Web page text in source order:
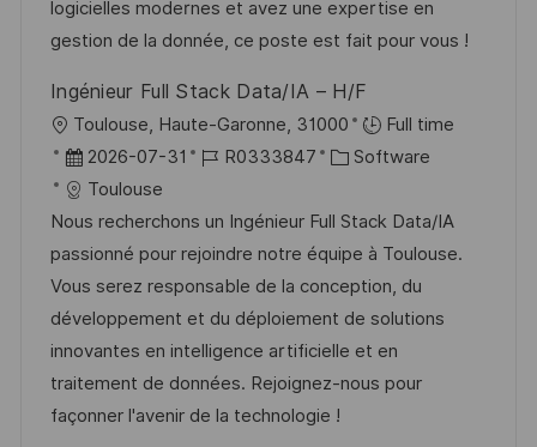
e
r
e
r
ö
f
f
e
n
t
l
i
c
r
i
logicielles modernes et avez une expertise en
gestion de la donnée, ce poste est fait pour vous !
Ingénieur Full Stack Data/IA – H/F
O
r
t
Toulouse, Haute-Garonne, 31000
Full time
D
a
t
u
m
d
e
r
V
2026-07-31
J
b
-
I
D
R0333847
K
t
e
g
o
r
i
e
Software
Toulouse
Nous recherchons un Ingénieur Full Stack Data/IA
passionné pour rejoindre notre équipe à Toulouse.
Vous serez responsable de la conception, du
développement et du déploiement de solutions
innovantes en intelligence artificielle et en
traitement de données. Rejoignez-nous pour
façonner l'avenir de la technologie !